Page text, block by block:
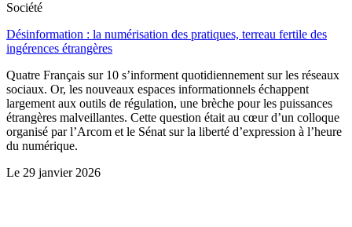
Société
Désinformation : la numérisation des pratiques, terreau fertile des
ingérences étrangères
Quatre Français sur 10 s’informent quotidiennement sur les réseaux
sociaux. Or, les nouveaux espaces informationnels échappent
largement aux outils de régulation, une brèche pour les puissances
étrangères malveillantes. Cette question était au cœur d’un colloque
organisé par l’Arcom et le Sénat sur la liberté d’expression à l’heure
du numérique.
Le 29 janvier 2026